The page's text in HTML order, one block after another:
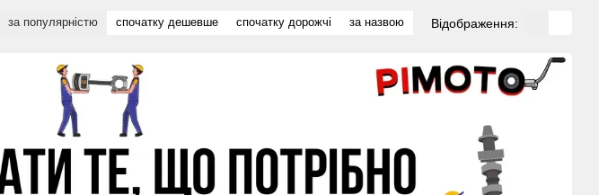
за популярністю спочатку дешевше спочатку дорожчі за назвою Відображення: